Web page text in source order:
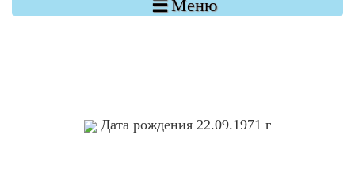
Дата рождения 22.09.1971 г
Меню